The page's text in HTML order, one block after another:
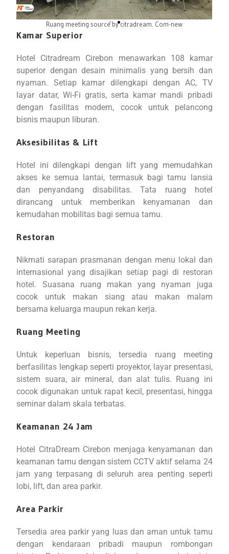
Ruang meeting source by citradream. Com-new
Kamar Superior
Hotel Citradream Cirebon menawarkan 108 kamar
superior dengan desain minimalis yang bersih dan
nyaman. Setiap kamar dilengkapi dengan AC, TV
layar datar, Wi-Fi gratis, serta kamar mandi pribadi
dengan fasilitas modern, cocok untuk pelancong
bisnis maupun liburan.
Aksesibilitas & Lift
Hotel ini dilengkapi dengan lift yang memudahkan
akses ke semua lantai, termasuk bagi tamu lansia
dan penyandang disabilitas. Tata ruang hotel
dirancang untuk memberikan kenyamanan dan
kemudahan mobilitas bagi semua tamu.
Restoran
Nikmati sarapan prasmanan dengan menu lokal dan
internasional yang disajikan setiap pagi di restoran
hotel. Suasana ruang makan yang nyaman juga
cocok untuk makan siang atau makan malam
bersama keluarga maupun rekan kerja.
Ruang Meeting
Untuk keperluan bisnis, tersedia ruang meeting
berfasilitas lengkap seperti proyektor, layar presentasi,
sistem suara, air mineral, dan alat tulis. Ruang ini
cocok digunakan untuk rapat kecil, presentasi, hingga
seminar dalam skala terbatas.
Keamanan 24 Jam
Hotel CitraDream Cirebon menjaga kenyamanan dan
keamanan tamu dengan sistem CCTV aktif selama 24
jam yang terpasang di seluruh area penting seperti
lobi, lift, dan area parkir.
Area Parkir
Tersedia area parkir yang luas dan aman untuk tamu
dengan kendaraan pribadi maupun rombongan